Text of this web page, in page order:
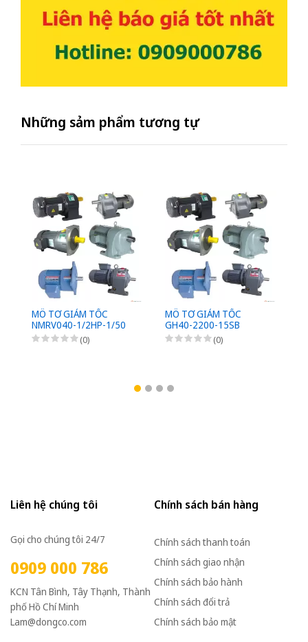
Những sảm phẩm tương tự
MÔ TƠ GIẢM TỐC
NMRV040-1/2HP-1/50
(0)
MÔ TƠ GIẢM TỐC
GH40-2200-15SB
(0)
Liên hệ chúng tôi
Gọi cho chúng tôi 24/7
0909 000 786
KCN Tân Bình, Tây Thạnh, Thành
phố Hồ Chí Minh
Lam@dongco.com
Chính sách bán hàng
Chính sách thanh toán
Chính sách giao nhận
Chính sách bảo hành
Chính sách đổi trả
Chính sách bảo mật